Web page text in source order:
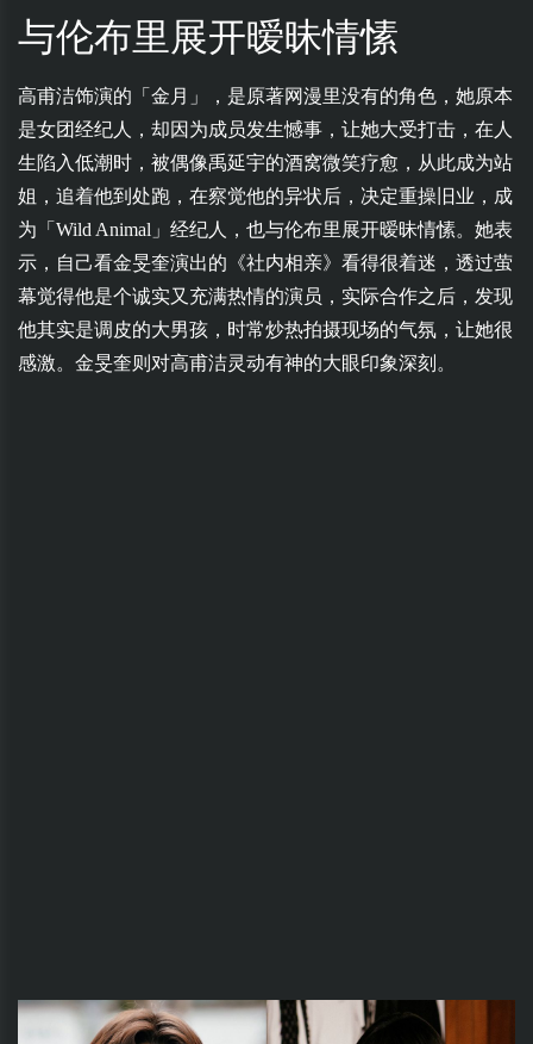
与伦布里展开暧昧情愫
高甫洁饰演的「金月」，是原著网漫里没有的角色，她原本
是女团经纪人，却因为成员发生憾事，让她大受打击，在人
生陷入低潮时，被偶像禹延宇的酒窝微笑疗愈，从此成为站
姐，追着他到处跑，在察觉他的异状后，决定重操旧业，成
为「Wild Animal」经纪人，也与伦布里展开暧昧情愫。她表
示，自己看金旻奎演出的《社内相亲》看得很着迷，透过萤
幕觉得他是个诚实又充满热情的演员，实际合作之后，发现
他其实是调皮的大男孩，时常炒热拍摄现场的气氛，让她很
感激。金旻奎则对高甫洁灵动有神的大眼印象深刻。